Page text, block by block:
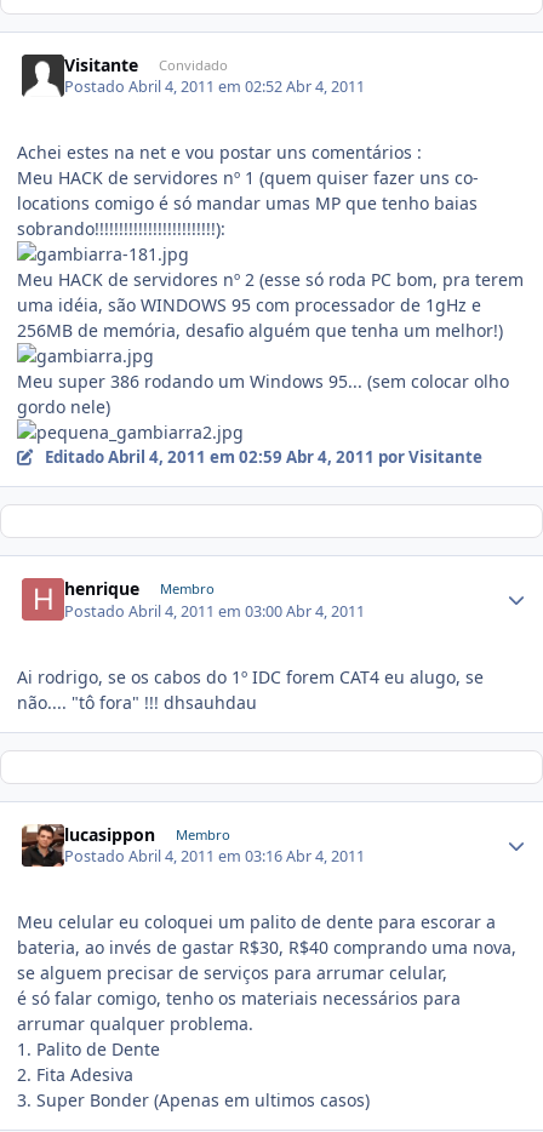
Visitante Convidado
PostadoAbril 4, 2011 em 02:52Abr 4, 2011
Achei estes na net e vou postar uns comentários :
Meu HACK de servidores nº 1 (quem quiser fazer uns co-
locations comigo é só mandar umas MP que tenho baias
sobrando!!!!!!!!!!!!!!!!!!!!!!!!!):
Meu HACK de servidores nº 2 (esse só roda PC bom, pra terem
uma idéia, são WINDOWS 95 com processador de 1gHz e
256MB de memória, desafio alguém que tenha um melhor!)
Meu super 386 rodando um Windows 95... (sem colocar olho
gordo nele)
EditadoAbril 4, 2011 em 02:59 Abr 4, 2011 por Visitante
henrique Membro
PostadoAbril 4, 2011 em 03:00Abr 4, 2011
Ai rodrigo, se os cabos do 1º IDC forem CAT4 eu alugo, se
não.... "tô fora" !!! dhsauhdau
lucasippon Membro
PostadoAbril 4, 2011 em 03:16Abr 4, 2011
Meu celular eu coloquei um palito de dente para escorar a
bateria, ao invés de gastar R$30, R$40 comprando uma nova,
se alguem precisar de serviços para arrumar celular,
é só falar comigo, tenho os materiais necessários para
arrumar qualquer problema.
1. Palito de Dente
2. Fita Adesiva
3. Super Bonder (Apenas em ultimos casos)